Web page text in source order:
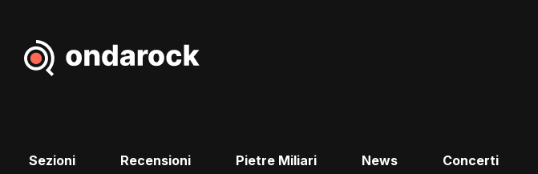
Sezioni Recensioni Pietre Miliari News Concerti